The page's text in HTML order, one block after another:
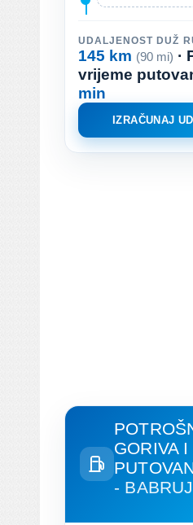
UDALJENOST DUŽ
145 km (90 mi) ·
vrijeme
min
IZRAČUNAJ
GORIVA
-